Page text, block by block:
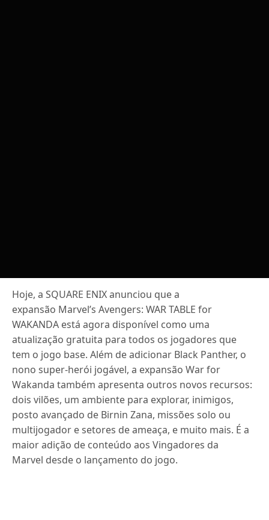
Hoje, a SQUARE ENIX anunciou que a
expansão Marvel’s Avengers: WAR TABLE for
WAKANDA está agora disponível como uma
atualização gratuita para todos os jogadores que
tem o jogo base. Além de adicionar Black Panther, o
nono super-herói jogável, a expansão War for
Wakanda também apresenta outros novos recursos:
dois vilões, um ambiente para explorar, inimigos,
posto avançado de Birnin Zana, missões solo ou
multijogador e setores de ameaça, e muito mais. É a
maior adição de conteúdo aos Vingadores da
Marvel desde o lançamento do jogo.